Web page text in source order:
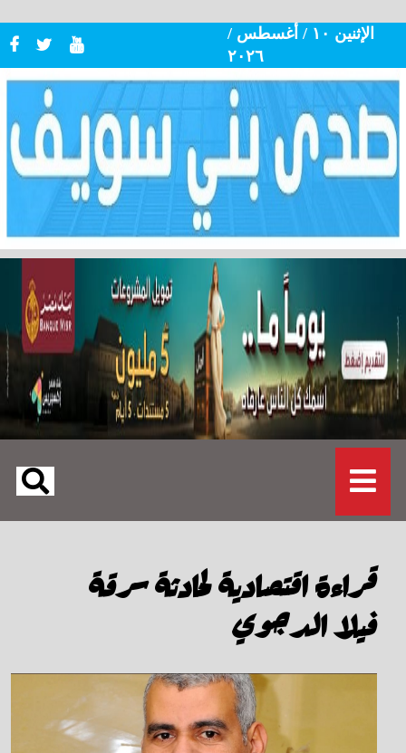
الإثنين ١٠ / أغسطس /
٢٠٢٦
قراءة اقتصادية لحادثة سرقة
فيلا الدجوي